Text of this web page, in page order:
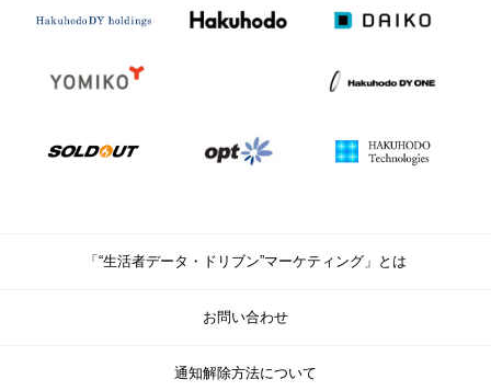
「“生活者データ・ドリブン”マーケティング」とは
お問い合わせ
通知解除方法について